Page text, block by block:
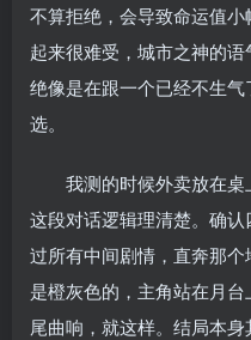
不算拒绝，会导致命运值
起来很难受，城市之神的
绝像是在跟一个已经不生
选。
我测的时候外卖放在
这段对话逻辑理清楚。确
过所有中间剧情，直奔那
是橙灰色的，主角站在月
尾曲响，就这样。结局本